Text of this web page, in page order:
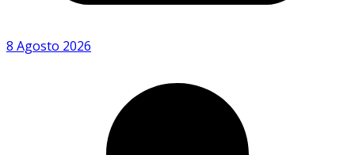
8 Agosto 2026